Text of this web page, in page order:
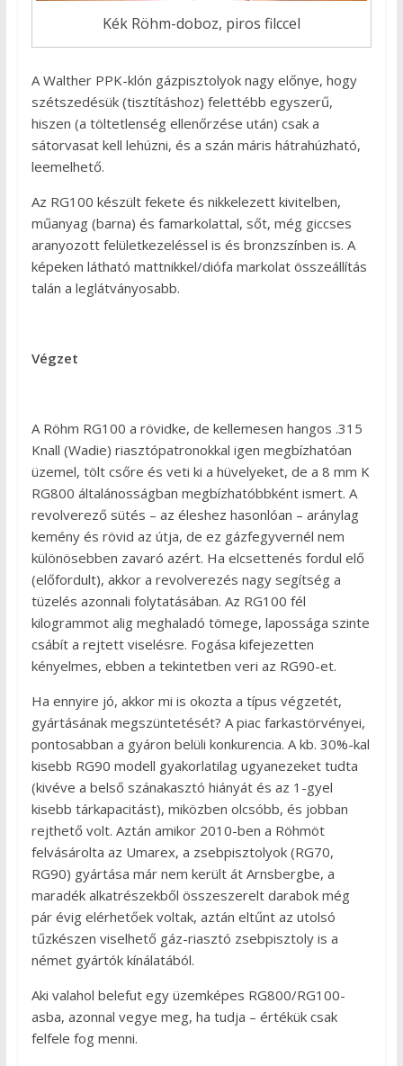
Kék Röhm-doboz, piros filccel
A Walther PPK-klón gázpisztolyok nagy előnye, hogy
szétszedésük (tisztításhoz) felettébb egyszerű,
hiszen (a töltetlenség ellenőrzése után) csak a
sátorvasat kell lehúzni, és a szán máris hátrahúzható,
leemelhető.
Az RG100 készült fekete és nikkelezett kivitelben,
műanyag (barna) és famarkolattal, sőt, még giccses
aranyozott felületkezeléssel is és bronzszínben is. A
képeken látható mattnikkel/diófa markolat összeállítás
talán a leglátványosabb.
Végzet
A Röhm RG100 a rövidke, de kellemesen hangos .315
Knall (Wadie) riasztópatronokkal igen megbízhatóan
üzemel, tölt csőre és veti ki a hüvelyeket, de a 8 mm K
RG800 általánosságban megbízhatóbbként ismert. A
revolverező sütés – az éleshez hasonlóan – aránylag
kemény és rövid az útja, de ez gázfegyvernél nem
különösebben zavaró azért. Ha elcsettenés fordul elő
(előfordult), akkor a revolverezés nagy segítség a
tüzelés azonnali folytatásában. Az RG100 fél
kilogrammot alig meghaladó tömege, lapossága szinte
csábít a rejtett viselésre. Fogása kifejezetten
kényelmes, ebben a tekintetben veri az RG90-et.
Ha ennyire jó, akkor mi is okozta a típus végzetét,
gyártásának megszüntetését? A piac farkastörvényei,
pontosabban a gyáron belüli konkurencia. A kb. 30%-kal
kisebb RG90 modell gyakorlatilag ugyanezeket tudta
(kivéve a belső szánakasztó hiányát és az 1-gyel
kisebb tárkapacitást), miközben olcsóbb, és jobban
rejthető volt. Aztán amikor 2010-ben a Röhmöt
felvásárolta az Umarex, a zsebpisztolyok (RG70,
RG90) gyártása már nem került át Arnsbergbe, a
maradék alkatrészekből összeszerelt darabok még
pár évig elérhetőek voltak, aztán eltűnt az utolsó
tűzkészen viselhető gáz-riasztó zsebpisztoly is a
német gyártók kínálatából.
Aki valahol belefut egy üzemképes RG800/RG100-
asba, azonnal vegye meg, ha tudja – értékük csak
felfele fog menni.